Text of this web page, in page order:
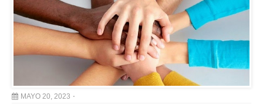
MAYO 20, 2023